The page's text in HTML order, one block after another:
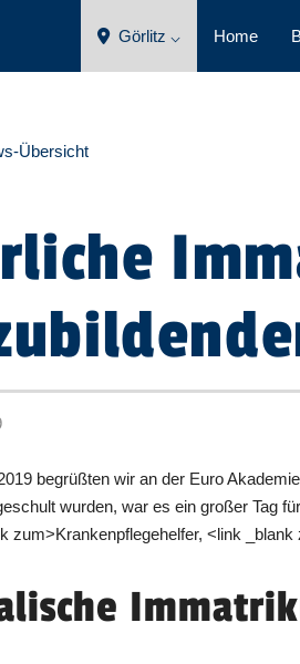
Görlitz ⌵ Home
Übersicht
begrüßten wir an der Euro
wurden, war es ein großer Tag
zum>Krankenpflegehelfer, <link